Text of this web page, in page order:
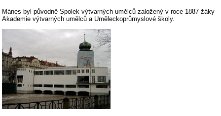
Mánes byl původně Spolek výtvarných umělců založený v roce 1887 žáky
Akademie výtvarných umělců a Uměleckoprůmyslové školy.